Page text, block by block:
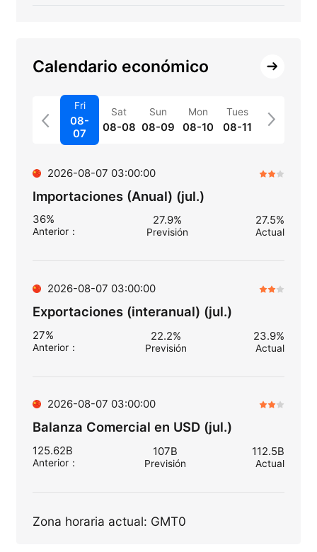
Calendario económico
Fri
08-
07
Sat
08-08
Sun
08-09
Mon
08-10
Tues
08-11
2026-08-07 03:00:00
Importaciones (Anual) (jul.)
36%
Anterior：
27.9%
Previsión
27.5%
Actual
2026-08-07 03:00:00
Exportaciones (interanual) (jul.)
27%
Anterior：
22.2%
Previsión
23.9%
Actual
2026-08-07 03:00:00
Balanza Comercial en USD (jul.)
125.62B
Anterior：
107B
Previsión
112.5B
Actual
Zona horaria actual: GMT0